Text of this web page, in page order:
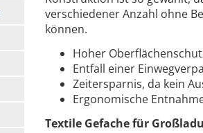
verschiedener Anzahl ohne
können.
Hoher
Entfall einer
Zeitersparnis, da kein
Ergonomische
Textile Gefache für